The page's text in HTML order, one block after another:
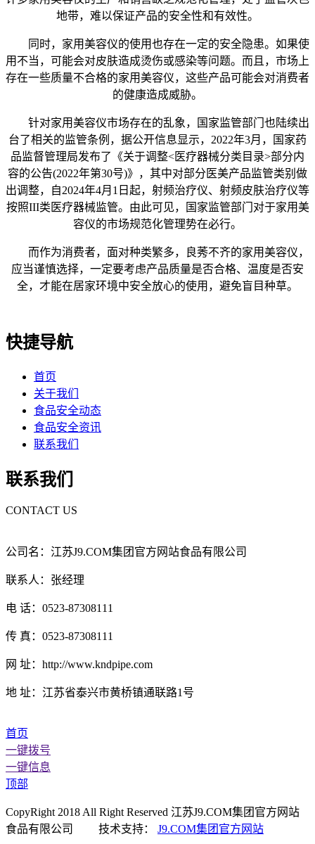
地带，难以保证产品的安全性和有效性。
同时，家用美容仪的使用也存在一定的安全隐患。如果使
用不当，可能会对皮肤造成烫伤或感染等问题。而且，市场上
存在一些质量不合格的家用美容仪，这些产品可能会对消费者
的健康造成威胁。
针对家用美容仪市场存在的乱象，国家监管部门也陆续出
台了相关的监管条例，据公开信息显示，2022年3月，国家药
品监督管理局发布了《关于调整<医疗器械分类目录>部分内
容的公告(2022年第30号)》，其中对部分医美产品监管类别做
出调整，自2024年4月1日起，射频治疗仪、射频皮肤治疗仪等
按照III类医疗器械监管。由此可见，国家监管部门对于家用美
容仪的市场规范化管理势在必行。
而作为消费者，面对种类繁多，良莠不齐的家用美容仪，
应当谨慎选择，一定要考虑产品质量是否合格、温度是否安
全，才能在居家环境中安全放心的使用，避免盲目种草。
快捷导航
首页
关于我们
食品安全动态
食品安全资讯
联系我们
联系我们
CONTACT US
公司名：江苏J9.COM集团官方网站食品有限公司
联系人：张经理
电 话：0523-87308111
传 真：0523-87308111
网 址：http://www.kndpipe.com
地 址：江苏省泰兴市黄桥镇通联路1号
首页
一键拨号
一键信息
顶部
CopyRight 2018 All Right Reserved 江苏J9.COM集团官方网站
食品有限公司 技术支持： J9.COM集团官方网站